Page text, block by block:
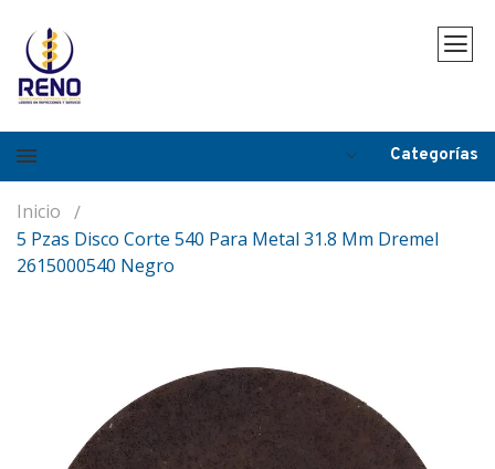
Categorías
Inicio
5 Pzas Disco Corte 540 Para Metal 31.8 Mm Dremel
2615000540 Negro